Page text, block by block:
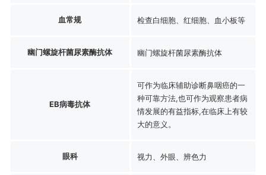
血常规 检查白细胞、红细胞、血小板等
幽门螺旋杆菌尿素酶抗体 幽门螺旋杆菌尿素酶抗体
EB病毒抗体
可作为临床辅助诊断鼻咽癌的一
种可靠方法,也可作为观察患者病
情发展的有益指标,在临床上有较
大的意义。
眼科 视力、外眼、辨色力